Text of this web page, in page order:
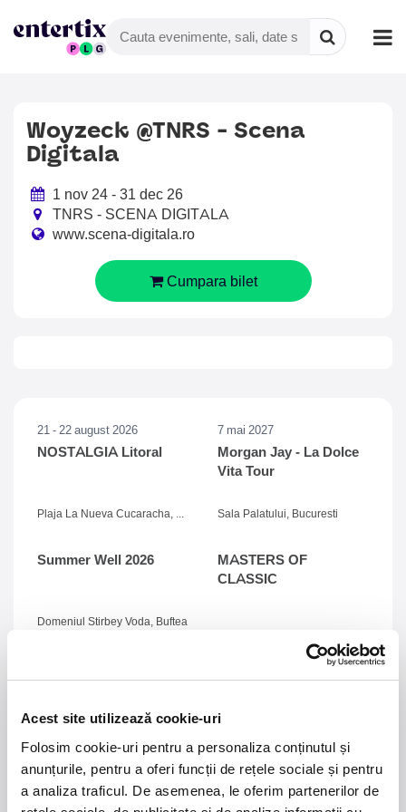
Acest site utilizează cookie-uri
Folosim cookie-uri pentru a personaliza conținutul și
anunțurile, pentru a oferi funcții de rețele sociale și pentru
a analiza traficul. De asemenea, le oferim partenerilor de
Woyzeck @TNRS - Scena
Digitala
1 nov 24 - 31 dec 26
TNRS - SCENA DIGITALA
www.scena-digitala.ro
Cumpara bilet
21 - 22 august 2026
NOSTALGIA Litoral
Plaja La Nueva Cucaracha, Mamaia
7 mai 2027
Morgan Jay - La Dolce
Vita Tour
Sala Palatului, Bucuresti
Summer Well 2026
Domeniul Stirbey Voda, Buftea
MASTERS OF
CLASSIC
1. Blackbriar - A Thousand Little Deaths Tour-
pentru un concert la Quantic. Turneul promovează
cel mai nou album al formației, A Thousand Little
Deaths, un material ce explorează teme precum
iubirea, pierderea și moartea prin imagini cinematice,
versuri captivante și puternice sonorități symphonic